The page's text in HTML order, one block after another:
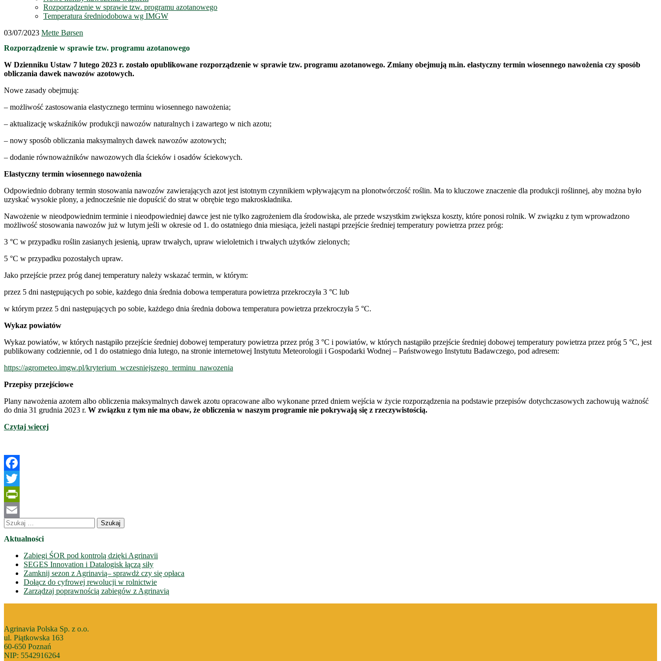
Rozporządzenie w sprawie tzw. programu azotanowego
Temperatura średniodobowa wg IMGW
03/07/2023 Mette Børsen
Rozporządzenie w sprawie tzw. programu azotanowego
W Dzienniku Ustaw 7 lutego 2023 r. zostało opublikowane rozporządzenie w sprawie tzw. programu azotanowego. Zmiany obejmują m.in. elastyczny termin wiosennego nawożenia czy sposób
obliczania dawek nawozów azotowych.
Nowe zasady obejmują:
– możliwość zastosowania elastycznego terminu wiosennego nawożenia;
– aktualizację wskaźników produkcji nawozów naturalnych i zawartego w nich azotu;
– nowy sposób obliczania maksymalnych dawek nawozów azotowych;
– dodanie równoważników nawozowych dla ścieków i osadów ściekowych.
Elastyczny termin wiosennego nawożenia
Odpowiednio dobrany termin stosowania nawozów zawierających azot jest istotnym czynnikiem wpływającym na plonotwórczość roślin. Ma to kluczowe znaczenie dla produkcji roślinnej, aby można było
uzyskać wysokie plony, a jednocześnie nie dopuścić do strat w obrębie tego makroskładnika.
Nawożenie w nieodpowiednim terminie i nieodpowiedniej dawce jest nie tylko zagrożeniem dla środowiska, ale przede wszystkim zwiększa koszty, które ponosi rolnik. W związku z tym wprowadzono
możliwość stosowania nawozów już w lutym jeśli w okresie od 1. do ostatniego dnia miesiąca, jeżeli nastąpi przejście średniej temperatury powietrza przez próg:
3 °C w przypadku roślin zasianych jesienią, upraw trwałych, upraw wieloletnich i trwałych użytków zielonych;
5 °C w przypadku pozostałych upraw.
Jako przejście przez próg danej temperatury należy wskazać termin, w którym:
przez 5 dni następujących po sobie, każdego dnia średnia dobowa temperatura powietrza przekroczyła 3 °C lub
w którym przez 5 dni następujących po sobie, każdego dnia średnia dobowa temperatura powietrza przekroczyła 5 °C.
Wykaz powiatów
Wykaz powiatów, w których nastąpiło przejście średniej dobowej temperatury powietrza przez próg 3 °C i powiatów, w których nastąpiło przejście średniej dobowej temperatury powietrza przez próg 5 °C, jest
publikowany codziennie, od 1 do ostatniego dnia lutego, na stronie internetowej Instytutu Meteorologii i Gospodarki Wodnej – Państwowego Instytutu Badawczego, pod adresem:
https://agrometeo.imgw.pl/kryterium_wczesniejszego_terminu_nawozenia
Przepisy przejściowe
Plany nawożenia azotem albo obliczenia maksymalnych dawek azotu opracowane albo wykonane przed dniem wejścia w życie rozporządzenia na podstawie przepisów dotychczasowych zachowują ważność
do dnia 31 grudnia 2023 r. W związku z tym nie ma obaw, że obliczenia w naszym programie nie pokrywają się z rzeczywistością.
Czytaj więcej
Facebook
Twitter
PrintFriendly
Email
Szukaj:
Aktualności
Zabiegi ŚOR pod kontrolą dzięki Agrinavii
SEGES Innovation i Datalogisk łączą siły
Zamknij sezon z Agrinavią– sprawdż czy się opłaca
Dołącz do cyfrowej rewolucji w rolnictwie
Zarządzaj poprawnością zabiegów z Agrinavią
Agrinavia Polska Sp. z o.o.
ul. Piątkowska 163
60-650 Poznań
NIP: 5542916264